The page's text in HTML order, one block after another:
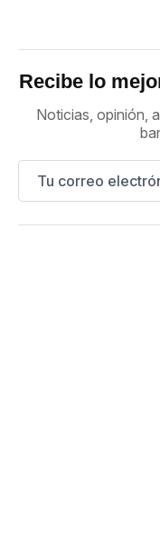
Recibe lo
Noticias, opinión,